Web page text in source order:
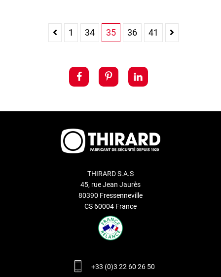
1 34 35 36 41
THIRARD S.A.S
45, rue Jean Jaurès
80390 Fressenneville
CS 60004 France
+33 (0)3 22 60 26 50